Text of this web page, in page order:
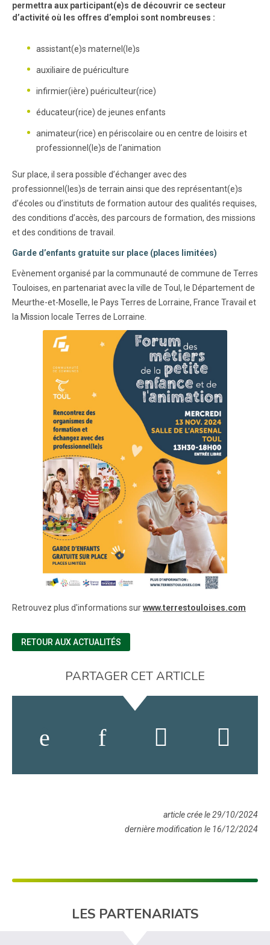
permettra aux participant(e)s de découvrir ce secteur
d’activité où les offres d’emploi sont nombreuses :
assistant(e)s maternel(le)s
auxiliaire de puériculture
infirmier(ière) puériculteur(rice)
éducateur(rice) de jeunes enfants
animateur(rice) en périscolaire ou en centre de loisirs et
professionnel(le)s de l’animation
Sur place, il sera possible d’échanger avec des
professionnel(les)s de terrain ainsi que des représentant(e)s
d’écoles ou d’instituts de formation autour des qualités requises,
des conditions d’accès, des parcours de formation, des missions
et des conditions de travail.
Garde d’enfants gratuite sur place (places limitées)
Evènement organisé par la communauté de commune de Terres
Touloises, en partenariat avec la ville de Toul, le Département de
Meurthe-et-Moselle, le Pays Terres de Lorraine, France Travail et
la Mission locale Terres de Lorraine.
Retrouvez plus d'informations surwww.terrestouloises.com
RETOUR AUX ACTUALITÉS
PARTAGER CET ARTICLE
article crée le 29/10/2024
dernière modification le 16/12/2024
LES PARTENARIATS